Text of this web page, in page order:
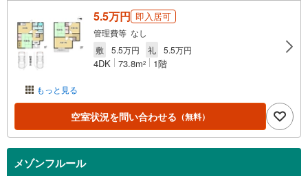
もっと見る
5.5万円 即入居可
管理費等 なし
敷
5.5万円 礼 5.5万円
4DK 73.8m2 1階
空室状況を問い合わせる （無料）
メゾンフルール